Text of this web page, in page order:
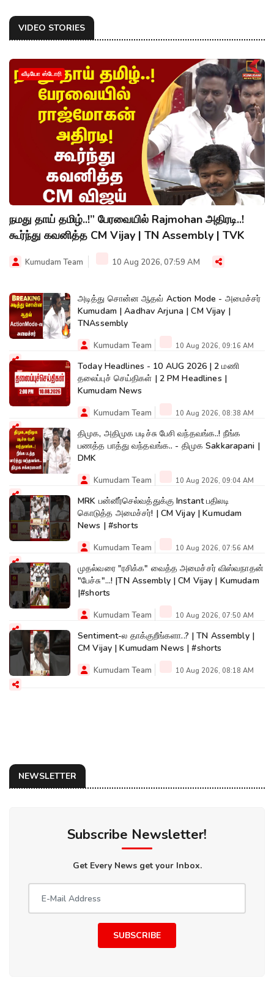
VIDEO STORIES
வீடியோ ஸ்டோரி
நமது தாய் தமிழ்..!” பேரவையில் Rajmohan அதிரடி..!
கூர்ந்து கவனித்த CM Vijay | TN Assembly | TVK
Kumudam Team 10 Aug 2026, 07:59 AM
அடித்து சொன்ன ஆதவ் Action Mode - அமைச்சர்
Kumudam | Aadhav Arjuna | CM Vijay |
TNAssembly
Kumudam Team 10 Aug 2026, 09:16 AM
Today Headlines - 10 AUG 2026 | 2 மணி
தலைப்புச் செய்திகள் | 2 PM Headlines |
Kumudam News
Kumudam Team 10 Aug 2026, 08:38 AM
திமுக, அதிமுக படிச்சு பேசி வந்தவங்க..! நீங்க
பணத்த பாத்து வந்தவங்க.. - திமுக Sakkarapani |
DMK
Kumudam Team 10 Aug 2026, 09:04 AM
MRK பன்னீர்செல்வத்துக்கு Instant பதிலடி
கொடுத்த அமைச்சர்! | CM Vijay | Kumudam
News | #shorts
Kumudam Team 10 Aug 2026, 07:56 AM
முதல்வரை "ரசிக்க" வைத்த அமைச்சர் விஸ்வநாதன்
"பேச்சு"...! |TN Assembly | CM Vijay | Kumudam
|#shorts
Kumudam Team 10 Aug 2026, 07:50 AM
Sentiment-ல தாக்குறீங்களா..? | TN Assembly |
CM Vijay | Kumudam News | #shorts
Kumudam Team 10 Aug 2026, 08:18 AM
NEWSLETTER
Subscribe Newsletter!
Get Every News get your Inbox.
SUBSCRIBE